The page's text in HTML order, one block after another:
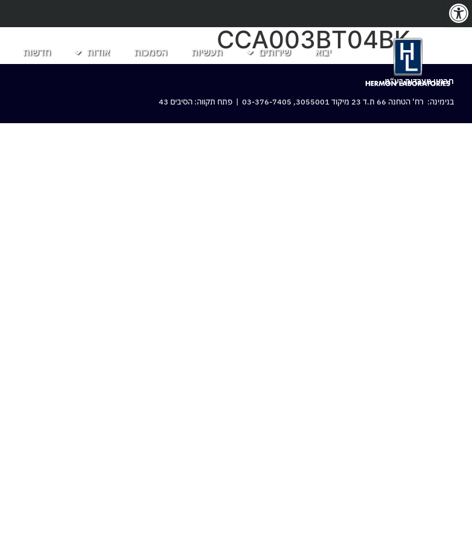
יבוא שירותים תעשיות הסמכות אודות חדשות CCA003BT04BK
חרמון מעבדות בע“מ
בנימינה: רח‘ הטחנה 66 ת.ד 23 מיקוד 3055001,
03-376-7405 | פתח תקווה: הסיבים 43